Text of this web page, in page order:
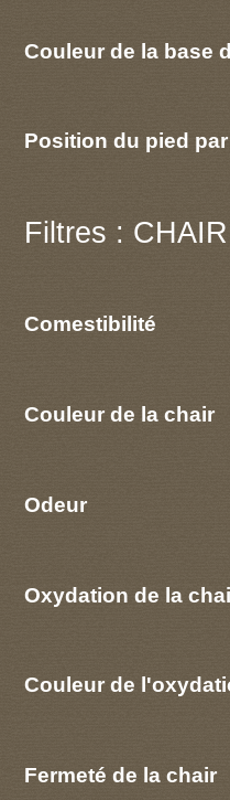
Couleur de la base
Position du pied
Filtres : CHAIR
Comestibilité
Couleur de la chair
Odeur
Oxydation de la
Couleur de
Fermeté de la chair